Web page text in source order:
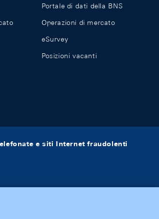
Portale di dati della BNS
Operazioni di mercato
eSurvey
Posizioni vacanti
e siti Internet fraudolenti